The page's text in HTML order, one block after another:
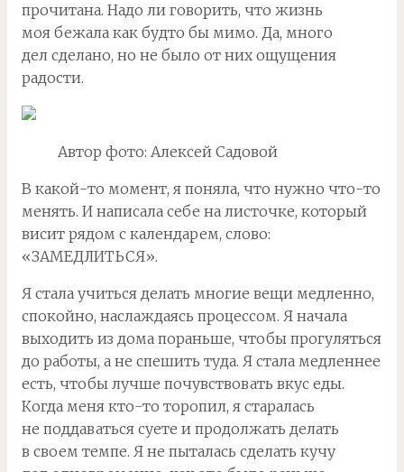
прочитана. Надо ли говорить, что жизнь
моя бежала как будто бы мимо. Да, много
дел сделано, но не было от них ощущения
радости.
Автор фото: Алексей Садовой
В какой-то момент, я поняла, что нужно что-то
менять. И написала себе на листочке, который
висит рядом с календарем, слово:
«ЗАМЕДЛИТЬСЯ».
Я стала учиться делать многие вещи медленно,
спокойно, наслаждаясь процессом. Я начала
выходить из дома пораньше, чтобы прогуляться
до работы, а не спешить туда. Я стала медленнее
есть, чтобы лучше почувствовать вкус еды.
Когда меня кто-то торопил, я старалась
не поддаваться суете и продолжать делать
в своем темпе. Я не пыталась сделать кучу